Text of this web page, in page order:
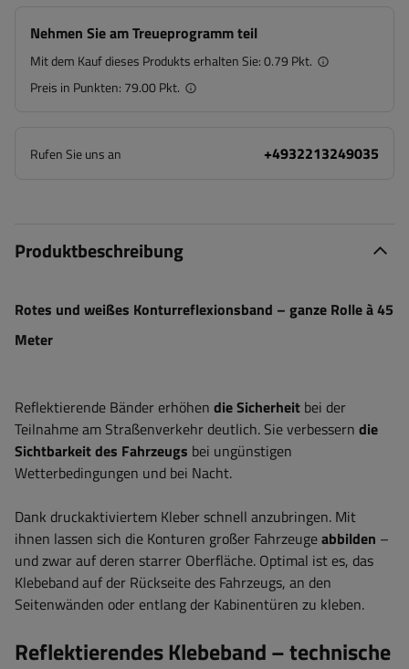
Nehmen Sie am Treueprogramm teil
Mit dem Kauf dieses Produkts erhalten Sie:0.79 Pkt.
Preis in Punkten: 79.00 Pkt.
Rufen Sie uns an +4932213249035
Produktbeschreibung
Rotes und weißes Konturreflexionsband – ganze Rolle à 45
Meter
Reflektierende Bänder erhöhen die Sicherheit bei der
Teilnahme am Straßenverkehr deutlich. Sie verbessern die
Sichtbarkeit des Fahrzeugs bei ungünstigen
Wetterbedingungen und bei Nacht.
Dank druckaktiviertem Kleber schnell anzubringen. Mit
ihnen lassen sich die Konturen großer Fahrzeugeabbilden –
und zwar auf deren starrer Oberfläche. Optimal ist es, das
Klebeband auf der Rückseite des Fahrzeugs, an den
Seitenwänden oder entlang der Kabinentüren zu kleben.
Reflektierendes Klebeband – technische